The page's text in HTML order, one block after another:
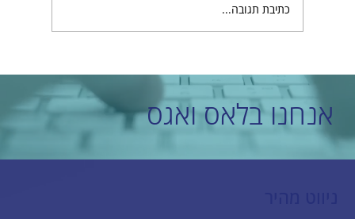
אנחנו בלאס ואגס
כתיבת תגובה...